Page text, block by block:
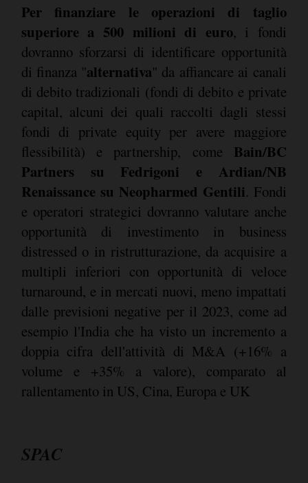
Per finanziare le operazioni di taglio
superiore a 500 milioni di euro, i fondi
dovranno sforzarsi di identificare opportunità
di finanza "alternativa" da affiancare ai canali
di debito tradizionali (fondi di debito e private
capital, alcuni dei quali raccolti dagli stessi
fondi di private equity per avere maggiore
flessibilità) e partnership, come Bain/BC
Partners su Fedrigoni e Ardian/NB
Renaissance su Neopharmed Gentili. Fondi
e operatori strategici dovranno valutare anche
opportunità di investimento in business
distressed o in ristrutturazione, da acquisire a
multipli inferiori con opportunità di veloce
turnaround, e in mercati nuovi, meno impattati
dalle previsioni negative per il 2023, come ad
esempio l'India che ha visto un incremento a
doppia cifra dell'attività di M&A (+16% a
volume e +35% a valore), comparato al
rallentamento in US, Cina, Europa e UK
SPAC